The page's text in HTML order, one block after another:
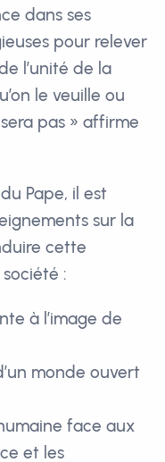
dans ses
pour relever
l’unité de la
le veuille ou
pas » affirme
Pape, il est
sur la
cette
:
à l’image de
monde ouvert
face aux
et les